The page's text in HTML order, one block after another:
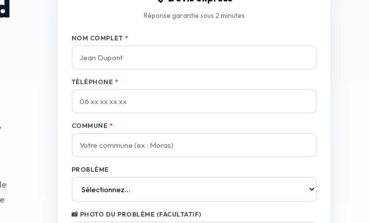
Réponse garantie sous 2 minutes
NOM COMPLET *
TÉLÉPHONE *
COMMUNE *
PROBLÈME
📸 PHOTO DU PROBLÈME (FACULTATIF)